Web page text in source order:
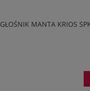
GŁOŚNIK MANTA KRIOS